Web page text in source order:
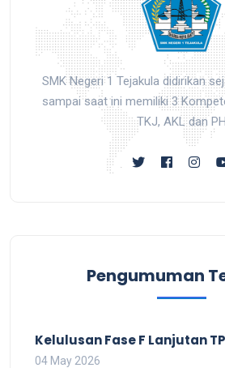
SMK Negeri 1 Tejakula didirikan
sampai saat ini memiliki 3
TKJ, AKL dan PH
Pengumuman
Kelulusan Fase F Lanjutan
04 May 2026